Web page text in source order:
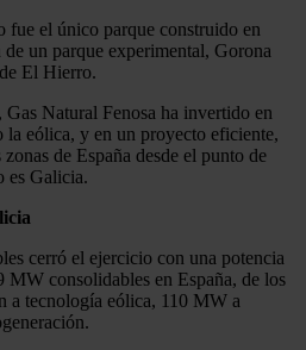
fue el único parque construido en
un parque experimental, Gorona
El Hierro.
Gas Natural Fenosa ha invertido en
la eólica, y en un proyecto eficiente,
de España desde el punto de
es Galicia.
cerró el ejercicio con una potencia
MW consolidables en España, de los
a tecnología eólica, 110 MW a